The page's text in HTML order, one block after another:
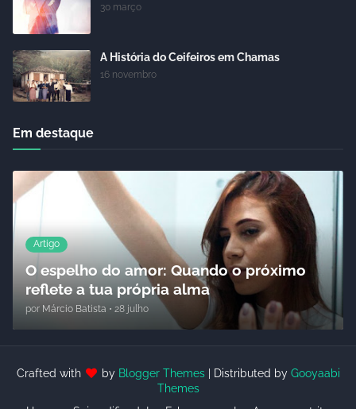
30 março
A História do Ceifeiros em Chamas
16 novembro
Em destaque
Artigo
O espelho do amor: Quando o próximo
reflete a tua própria alma
por Márcio Batista • 28 julho
Crafted with by Blogger Themes| Distributed by Gooyaabi
Themes